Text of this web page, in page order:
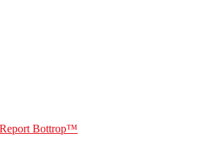
Report Bottrop™